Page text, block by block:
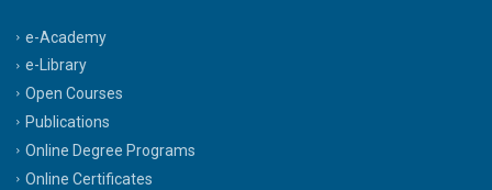
e-Academy
e-Library
Open Courses
Publications
Online Degree Programs
Online Certificates